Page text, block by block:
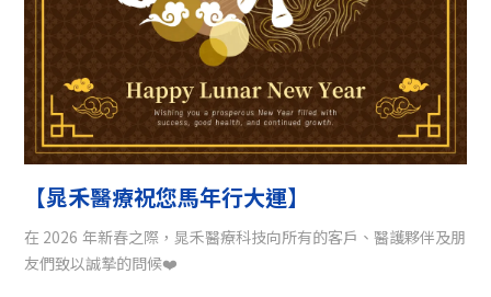
【晁禾醫療祝您馬年行大運】
在 2026 年新春之際，晁禾醫療科技向所有的客戶、醫護夥伴及朋
友們致以誠摯的問候❤️